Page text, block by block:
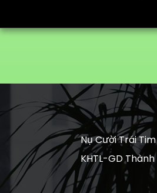
Nụ Cười Trái
KHTL-GD